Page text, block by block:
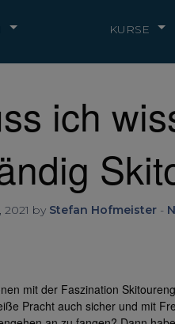
KURSE
ich
by Stefan Hofmeister -
mit der Faszination
Pracht auch sicher und mit